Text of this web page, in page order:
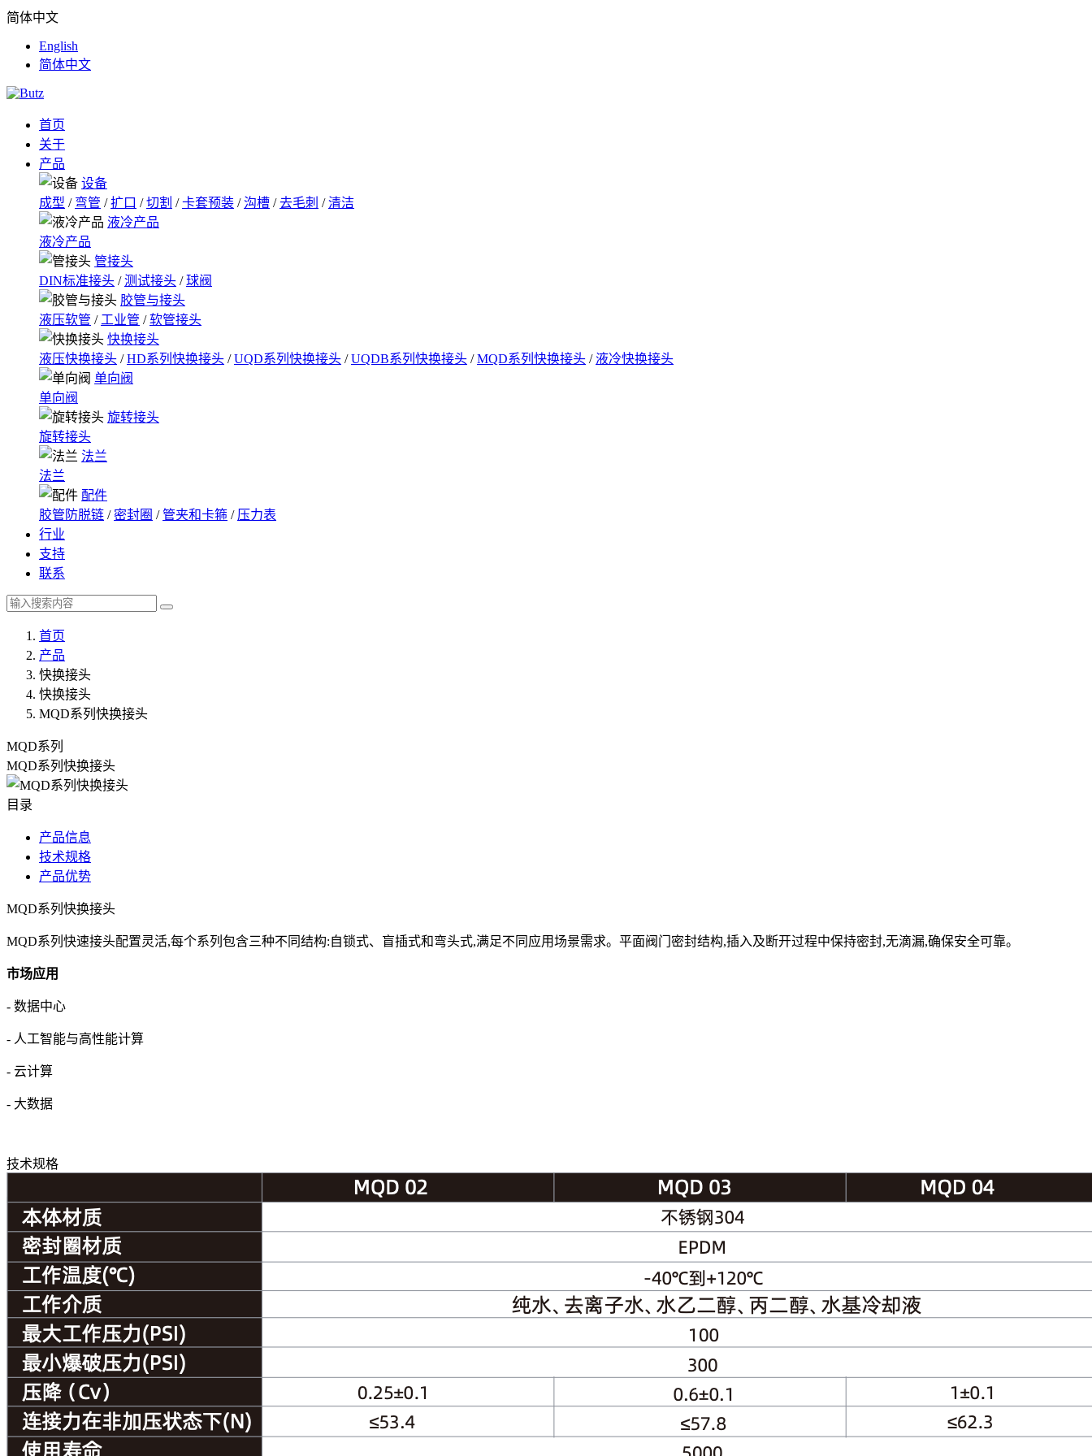
简体中文
English
简体中文
首页
关于
产品
设备
成型 / 弯管 /扩口 /切割 /卡套预装 /沟槽 /去毛刺 /清洁
液冷产品
液冷产品
管接头
DIN标准接头 /测试接头 /球阀
胶管与接头
液压软管 / 工业管 /软管接头
快换接头
液压快换接头 /HD系列快换接头 /UQD系列快换接头 /UQDB系列快换接头 /MQD系列快换接头 / 液冷快换接头
单向阀
单向阀
旋转接头
旋转接头
法兰
法兰
配件
胶管防脱链 / 密封圈 / 管夹和卡箍 / 压力表
行业
支持
联系
首页
产品
快换接头
快换接头
MQD系列快换接头
MQD系列
MQD系列快换接头
目录
产品信息
技术规格
产品优势
MQD系列快换接头
MQD系列快速接头配置灵活,每个系列包含三种不同结构:自锁式、盲插式和弯头式,满足不同应用场景需求。平面阀门密封结构,插入及断开过程中保持密封,无滴漏,确保安全可靠。
市场应用
- 数据中心
- 人工智能与高性能计算
- 云计算
- 大数据
技术规格